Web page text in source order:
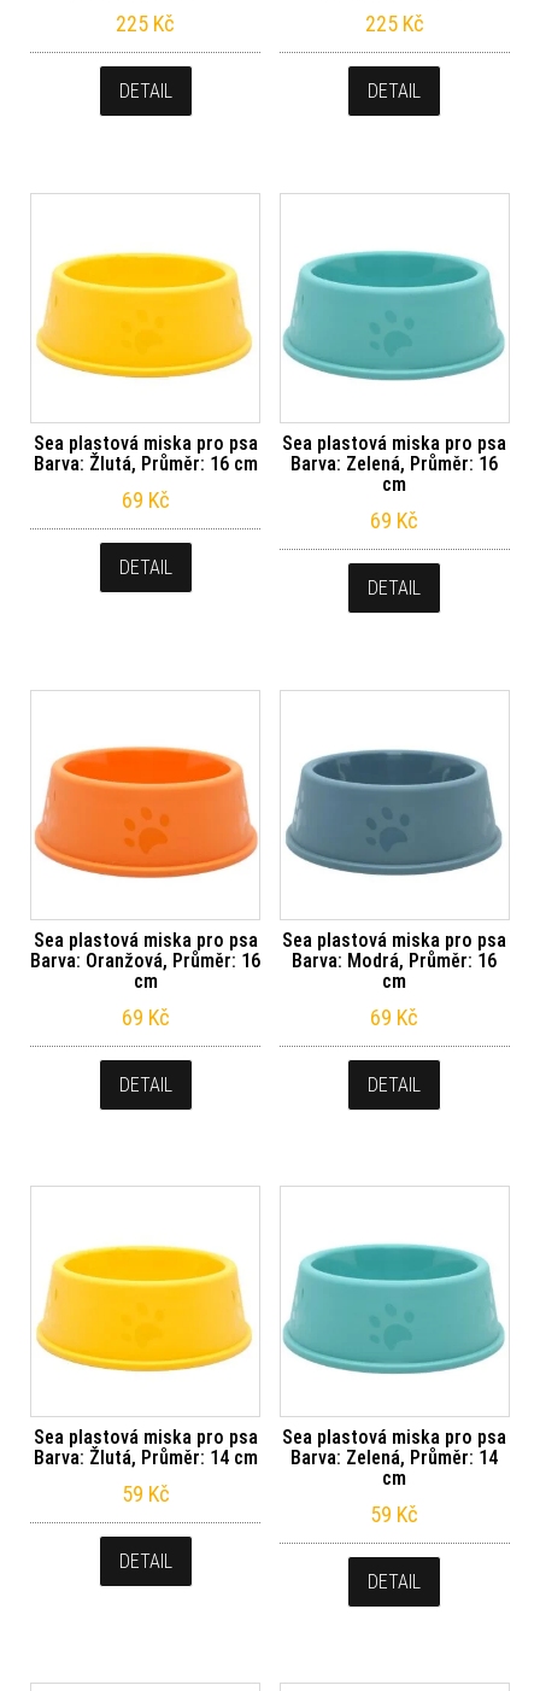
225 Kč
DETAIL
225 Kč
DETAIL
Sea plastová miska pro psa
Barva: Žlutá, Průměr: 16 cm
69 Kč
DETAIL
Sea plastová miska pro psa
Barva: Zelená, Průměr: 16
cm
69 Kč
DETAIL
Sea plastová miska pro psa
Barva: Oranžová, Průměr: 16
cm
69 Kč
DETAIL
Sea plastová miska pro psa
Barva: Modrá, Průměr: 16
cm
69 Kč
DETAIL
Sea plastová miska pro psa
Barva: Žlutá, Průměr: 14 cm
59 Kč
DETAIL
Sea plastová miska pro psa
Barva: Zelená, Průměr: 14
cm
59 Kč
DETAIL